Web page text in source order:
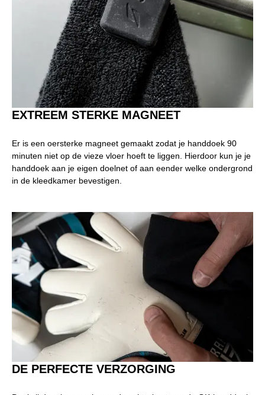
EXTREEM STERKE MAGNEET
Er is een oersterke magneet gemaakt zodat je handdoek 90
minuten niet op de vieze vloer hoeft te liggen. Hierdoor kun je je
handdoek aan je eigen doelnet of aan eender welke ondergrond
in de kleedkamer bevestigen.
DE PERFECTE VERZORGING